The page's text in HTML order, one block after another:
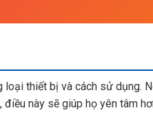
thiết bị và cách sử dụng.
này sẽ giúp họ yên tâm